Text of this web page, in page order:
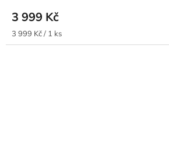
3 999 Kč
Měrná
cena:
3 999 Kč / 1 ks